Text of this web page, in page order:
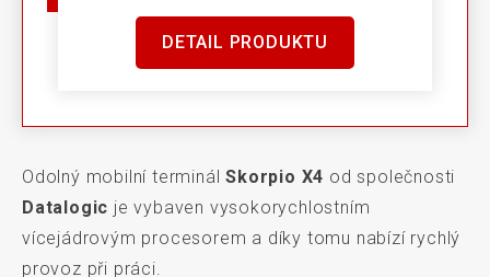
DETAIL PRODUKTU
Odolný mobilní terminálSkorpio X4 od společnosti
Datalogic je vybaven vysokorychlostním
vícejádrovým procesorem a díky tomu nabízí rychlý
provoz při práci.